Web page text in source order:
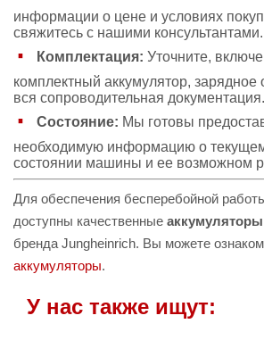
информации о цене и условиях
свяжитесь с нашими консультантами.
Комплектация: Уточните,
комплектный аккумулятор, зарядное
вся сопроводительная документация.
Состояние: Мы готовы
необходимую информацию о
состоянии машины и ее возможном
Для обеспечения бесперебойной
доступны качественные аккумуляторы
бренда Jungheinrich. Вы можете
аккумуляторы.
У нас также ищут: